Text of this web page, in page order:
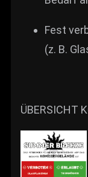
Fest
(z. B.
ÜBERSICHT